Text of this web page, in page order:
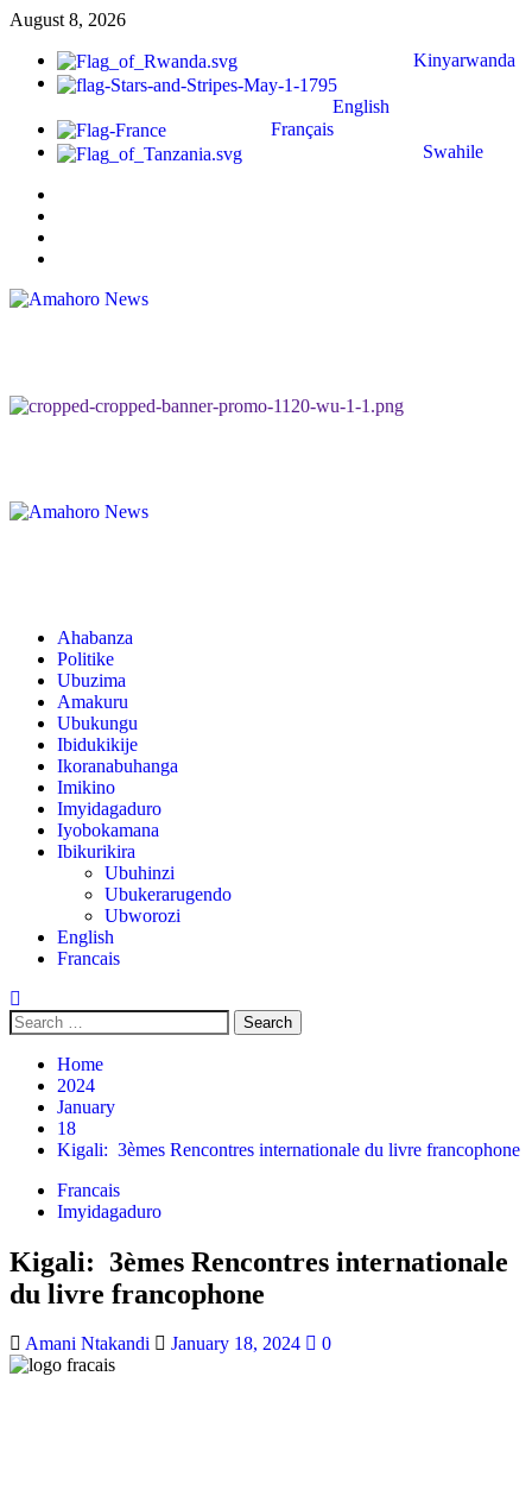
August 8, 2026
Kinyarwanda
English
Français
Swahile
Ahabanza
Politike
Ubuzima
Amakuru
Ubukungu
Ibidukikije
Ikoranabuhanga
Imikino
Imyidagaduro
Iyobokamana
Ibikurikira
Ubuhinzi
Ubukerarugendo
Ubworozi
English
Francais
Home
2024
January
18
Kigali: 3èmes Rencontres internationale du livre francophone
Francais
Imyidagaduro
Kigali: 3èmes Rencontres internationale
du livre francophone
Amani Ntakandi January 18, 2024 0